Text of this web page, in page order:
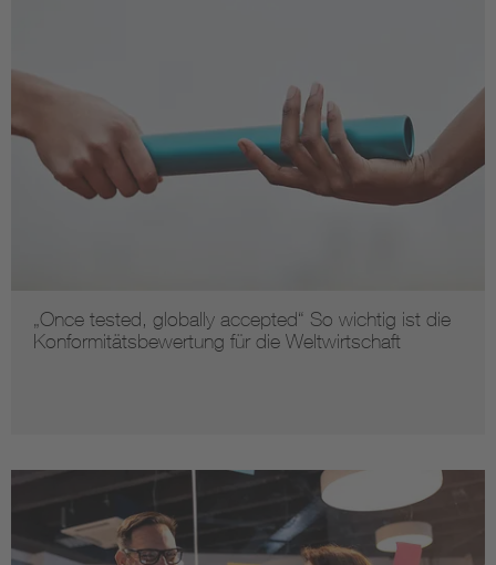
„Once tested, globally accepted“ So wichtig ist die
Konformitätsbewertung für die Weltwirtschaft